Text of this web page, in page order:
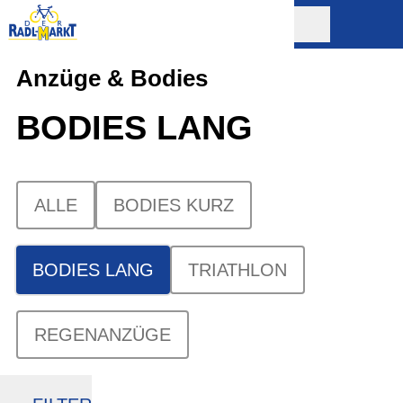
Anzüge & Bodies
BODIES LANG
ALLE BODIES KURZ
BODIES LANG TRIATHLON
REGENANZÜGE